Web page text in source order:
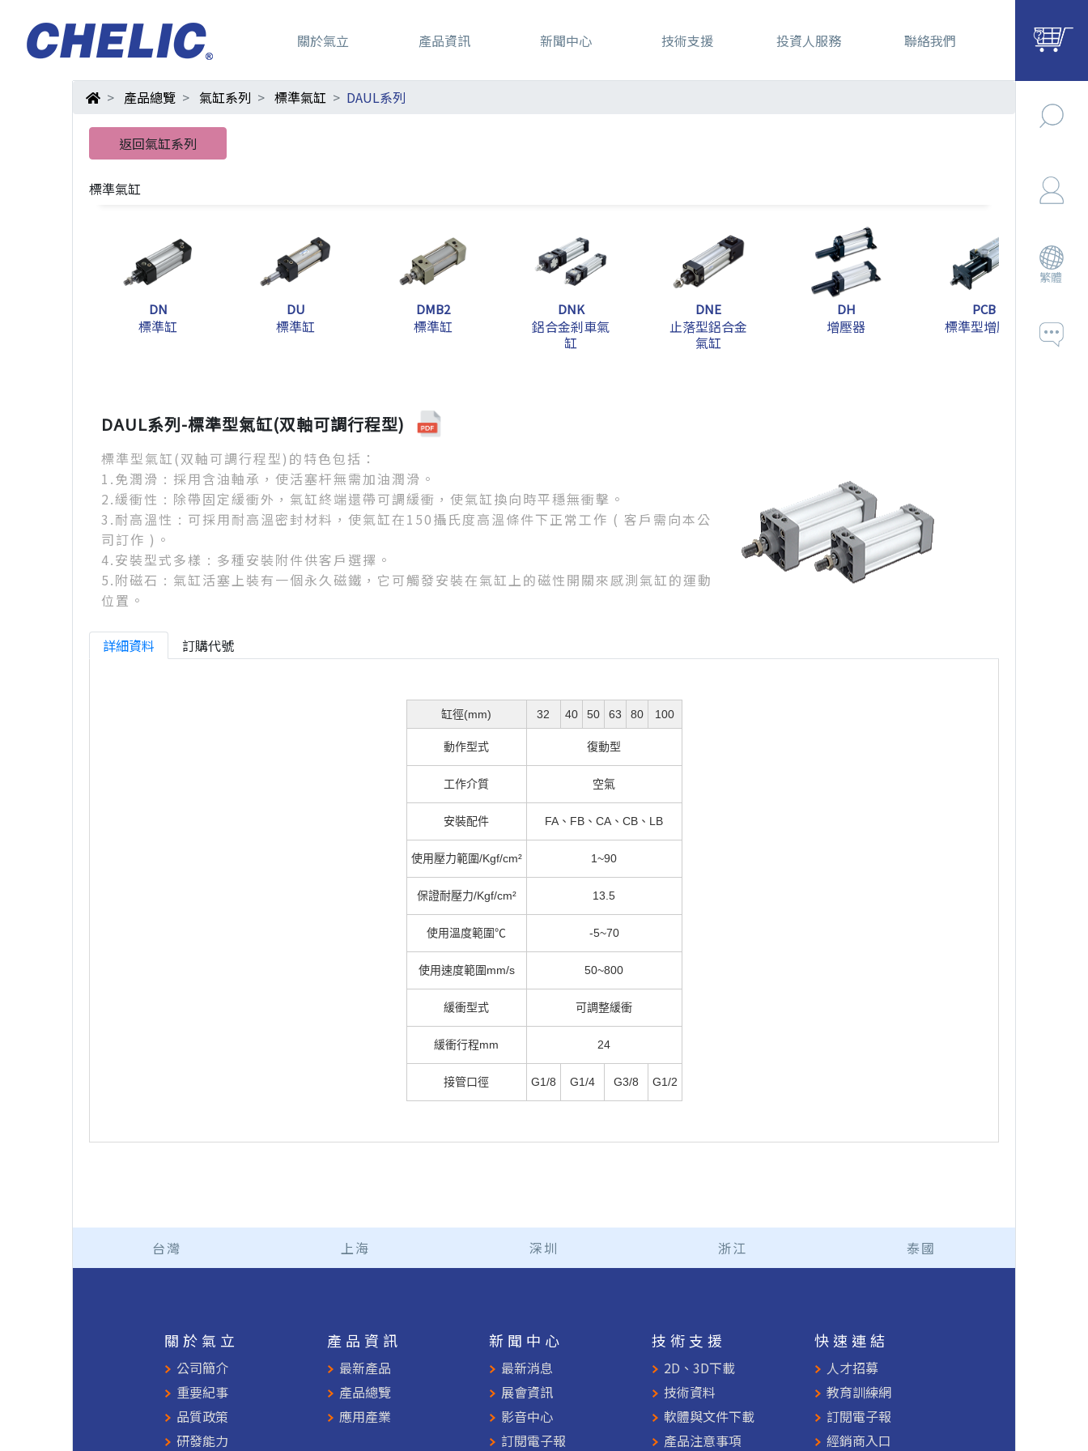
關於氣立 產品資訊 新聞中心 技術支援 投資人服務 聯絡我們
產品總覽 氣缸系列 標準氣缸 DAUL系列
返回氣缸系列
標準氣缸
DN
標準缸
DU
標準缸
DMB2
標準缸
DNK
鋁合金剎車氣
缸
DNE
止落型鋁合金
氣缸
DH
增壓器
PCB
標準型增壓缸
DAUL系列-標準型氣缸(双軸可調行程型)
標準型氣缸(双軸可調行程型)的特色包括：
1.免潤滑 : 採用含油軸承，使活塞杆無需加油潤滑。
2.緩衝性 : 除帶固定緩衝外，氣缸終端還帶可調緩衝，使氣缸換向時平穩無衝擊。
3.耐高溫性 : 可採用耐高溫密封材料，使氣缸在150攝氏度高溫條件下正常工作 ( 客戶需向本公
司訂作 )。
4.安裝型式多樣 : 多種安裝附件供客戶選擇。
5.附磁石 : 氣缸活塞上裝有一個永久磁鐵，它可觸發安裝在氣缸上的磁性開關來感測氣缸的運動
位置。
詳細資料 訂購代號
缸徑(mm) 32 40 50 63 80 100
動作型式 復動型
工作介質 空氣
安裝配件 FA、FB、CA、CB、LB
使用壓力範圍/Kgf/cm² 1~90
保證耐壓力/Kgf/cm² 13.5
使用溫度範圍℃ -5~70
使用速度範圍mm/s 50~800
緩衝型式 可調整緩衝
緩衝行程mm 24
接管口徑 G1/8 G1/4 G3/8 G1/2
台灣 上海 深圳 浙江 泰國
關於氣立
公司簡介
重要紀事
品質政策
研發能力
產品資訊
最新產品
產品總覽
應用產業
新聞中心
最新消息
展會資訊
影音中心
訂閱電子報
技術支援
2D、3D下載
技術資料
軟體與文件下載
產品注意事項
快速連結
人才招募
教育訓練網
訂閱電子報
經銷商入口
繁體